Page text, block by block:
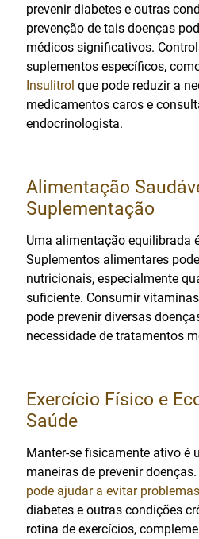
prevenir diabetes e outras
prevenção de tais doenças
médicos significativos.
suplementos específicos,
Insulitrol que pode reduzir a
medicamentos caros e
endocrinologista.
Alimentação
Suplementação
Uma alimentação equilibrada
Suplementos alimentares
nutricionais, especialmente
suficiente. Consumir
pode prevenir diversas
necessidade de tratamentos
Exercício Físico e
Saúde
Manter-se fisicamente ativo é
maneiras de prevenir doenças.
pode ajudar a evitar problemas
diabetes e outras condições
rotina de exercícios,